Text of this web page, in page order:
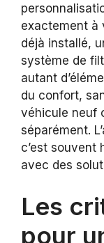
exactement à
déjà installé,
système de
autant
du confort,
véhicule neuf
séparément.
c’est souvent
avec des
Les
pour